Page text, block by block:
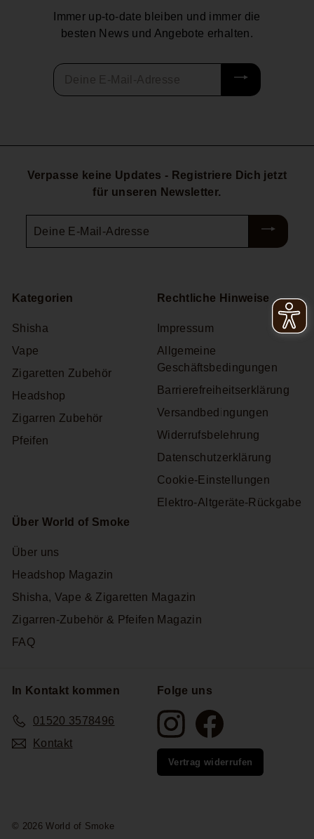
Immer up-to-date bleiben und immer die
besten News und Angebote erhalten.
Deine
E-
Verpasse keine Updates - Registriere Dich jetzt
für unseren Newsletter.
E-
Kategorien
Shisha
Vape
Zigaretten Zubehör
Headshop
Zigarren Zubehör
Pfeifen
Rechtliche Hinweise
Impressum
Allgemeine
Geschäftsbedingungen
Barrierefreiheitserklärung
Versandbedingungen
Widerrufsbelehrung
Datenschutzerklärung
Cookie-Einstellungen
Elektro-Altgeräte-Rückgabe
Über World of Smoke
Über uns
Headshop Magazin
Shisha, Vape & Zigaretten Magazin
Zigarren-Zubehör & Pfeifen Magazin
FAQ
In Kontakt kommen
01520 3578496
Kontakt
Folge uns
Instagram
Vertrag widerrufen
© 2026 World of Smoke